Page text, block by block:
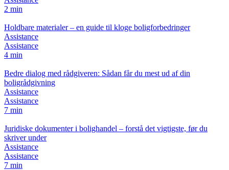
2 min
Holdbare materialer – en guide til kloge boligforbedringer
Assistance
Assistance
4 min
Bedre dialog med rådgiveren: Sådan får du mest ud af din
boligrådgivning
Assistance
Assistance
7 min
Juridiske dokumenter i bolighandel – forstå det vigtigste, før du
skriver under
Assistance
Assistance
7 min